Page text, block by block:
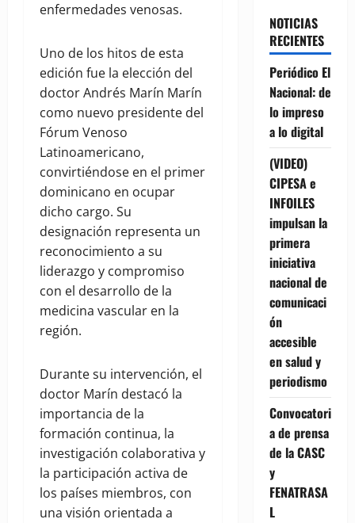
enfermedades venosas.
Uno de los hitos de esta
edición fue la elección del
doctor Andrés Marín Marín
como nuevo presidente del
Fórum Venoso
Latinoamericano,
convirtiéndose en el primer
dominicano en ocupar
dicho cargo. Su
designación representa un
reconocimiento a su
liderazgo y compromiso
con el desarrollo de la
medicina vascular en la
región.
Durante su intervención, el
doctor Marín destacó la
importancia de la
formación continua, la
investigación colaborativa y
la participación activa de
los países miembros, con
una visión orientada a
NOTICIAS
RECIENTES
Periódico El
Nacional: de
lo impreso
a lo digital
(VIDEO)
CIPESA e
INFOILES
impulsan la
primera
iniciativa
nacional de
comunicaci
ón
accesible
en salud y
periodismo
Convocatori
a de prensa
de la CASC
y
FENATRASA
L